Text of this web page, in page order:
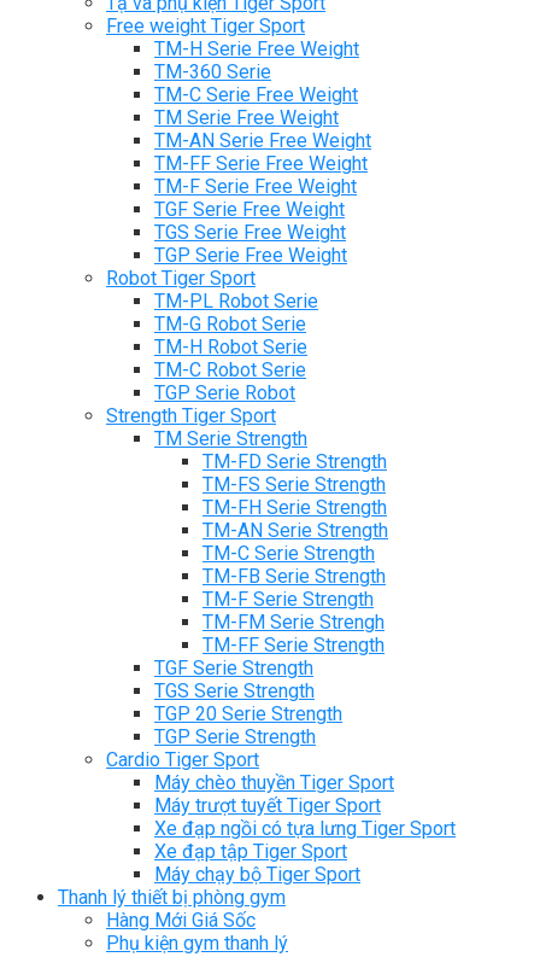
Free weight Tiger Sport
TM-H Serie Free Weight
TM-360 Serie
TM-C Serie Free Weight
TM Serie Free Weight
TM-AN Serie Free Weight
TM-FF Serie Free Weight
TM-F Serie Free Weight
TGF Serie Free Weight
TGS Serie Free Weight
TGP Serie Free Weight
Robot Tiger Sport
TM-PL Robot Serie
TM-G Robot Serie
TM-H Robot Serie
TM-C Robot Serie
TGP Serie Robot
Strength Tiger Sport
TM Serie Strength
TM-FD Serie Strength
TM-FS Serie Strength
TM-FH Serie Strength
TM-AN Serie Strength
TM-C Serie Strength
TM-FB Serie Strength
TM-F Serie Strength
TM-FM Serie Strengh
TM-FF Serie Strength
TGF Serie Strength
TGS Serie Strength
TGP 20 Serie Strength
TGP Serie Strength
Cardio Tiger Sport
Máy chèo thuyền Tiger Sport
Máy trượt tuyết Tiger Sport
Xe đạp ngồi có tựa lưng Tiger Sport
Xe đạp tập Tiger Sport
Máy chạy bộ Tiger Sport
Thanh lý thiết bị phòng gym
Hàng Mới Giá Sốc
Phụ kiện gym thanh lý